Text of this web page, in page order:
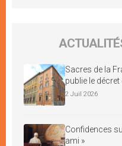
Sacres de la
publie le
2 Juil 2026
Confidences
ami »